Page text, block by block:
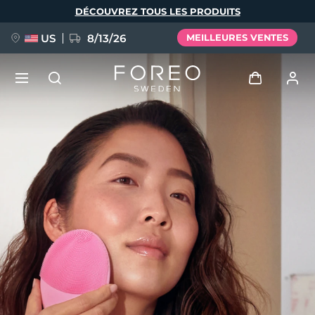
DÉCOUVREZ TOUS LES PRODUITS
US 8/13/26 MEILLEURES VENTES
Profil de l'utilisateur
Mes appareils
Mes commandes
Mes adresses
Mes abonnements
NOUVEAU
FAQ™ Pure Beauty-Tech Elixir
BREAKING NEWS
issa™ Teeth Whitening Set
Langue
English Deutsch
Español
Français
Italiano
Português
Polski
Svenska
Русский
Türkçe
简体中文 繁體中文